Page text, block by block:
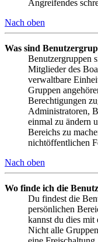
Angreifendes
Nach oben
Was sind
Benutzergruppen
Mitglieder des
verwaltbare
Gruppen
Berechtigungen
Administratoren,
einmal zu ändern
Bereichs zu
nichtöffentlichen
Nach oben
Wo finde ich die
Du findest die
persönlichen
kannst du dies mit
Nicht alle